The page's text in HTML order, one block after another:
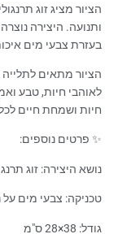
הציור מציג זוג
ותנועה. היצירה
בעזרת צבעי מים איכותיים על
הציור מתאים
לאוהבי חיות, טבע
חיות ושמחת חיים
✨ פרטים נוספים:
נושא היצירה: זוג
טכניקה: צבעי מים על
גודל: 38×28 ס"מ